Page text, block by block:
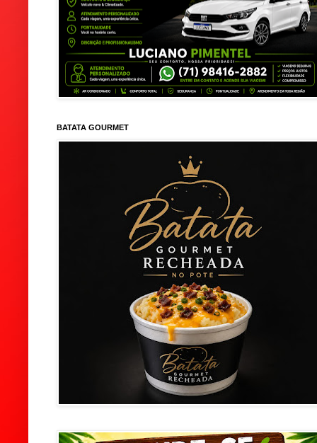
BATATA GOURMET